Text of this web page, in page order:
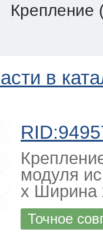
Крепление
в
модуля
х Ширина
Точное